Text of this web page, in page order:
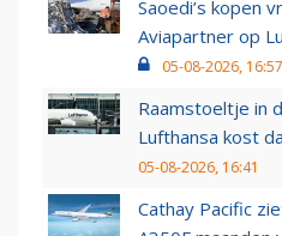
Saoedi’s kopen
Aviapartner op
05-08-2026, 16:57
Raamstoeltje in
Lufthansa kost
05-08-2026, 16:41
Cathay Pacific